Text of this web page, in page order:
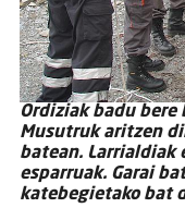
Ordiziak badu
Musutruk aritzen
batean. Larrialdiak
esparruak. Garai
katebegietako bat